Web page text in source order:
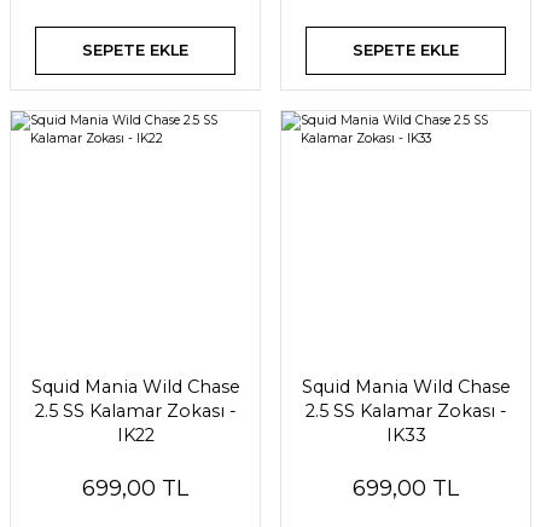
SEPETE EKLE SEPETE EKLE
Squid Mania Wild Chase
2.5 SS Kalamar Zokası -
IK22
699,00 TL
Squid Mania Wild Chase
2.5 SS Kalamar Zokası -
IK33
699,00 TL